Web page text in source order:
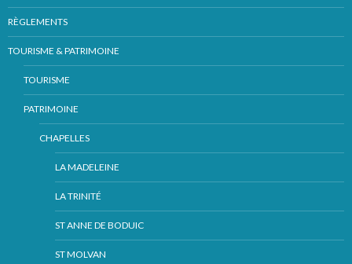
RÈGLEMENTS
TOURISME & PATRIMOINE
TOURISME
PATRIMOINE
CHAPELLES
LA MADELEINE
LA TRINITÉ
ST ANNE DE BODUIC
ST MOLVAN